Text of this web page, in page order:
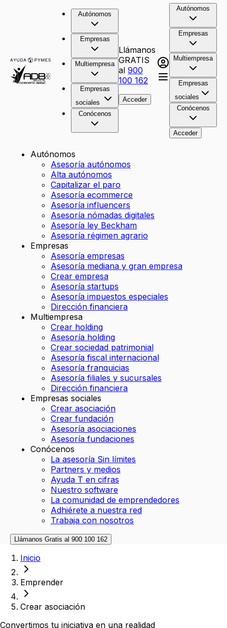
Autónomos
Empresas
Multiempresa
Empresas
sociales
Conócenos
Llámanos
GRATIS
al900
100 162
Acceder
Autónomos
Empresas
Multiempresa
Empresas
sociales
Conócenos
Acceder
Autónomos
Asesoría autónomos
Alta autónomos
Capitalizar el paro
Asesoría ecommerce
Asesoría influencers
Asesoría nómadas digitales
Asesoría ley Beckham
Asesoría régimen agrario
Empresas
Asesoría empresas
Asesoría mediana y gran empresa
Crear empresa
Asesoría startups
Asesoría impuestos especiales
Dirección financiera
Multiempresa
Crear holding
Asesoría holding
Crear sociedad patrimonial
Asesoría fiscal internacional
Asesoría franquicias
Asesoría filiales y sucursales
Dirección financiera
Empresas sociales
Crear asociación
Crear fundación
Asesoría asociaciones
Asesoría fundaciones
Conócenos
La asesoría Sin límites
Partners y medios
Ayuda T en cifras
Nuestro software
La comunidad de emprendedores
Adhiérete a nuestra red
Trabaja con nosotros
Llámanos Gratis al 900 100 162
Inicio
Emprender
Crear asociación
Convertimos tu iniciativa en una realidad